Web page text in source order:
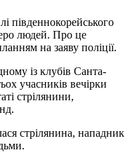
південнокорейського
людей. Про це
на заяву поліції.
із клубів Санта-
учасників вечірки
стрілянини,
стрілянина, нападник